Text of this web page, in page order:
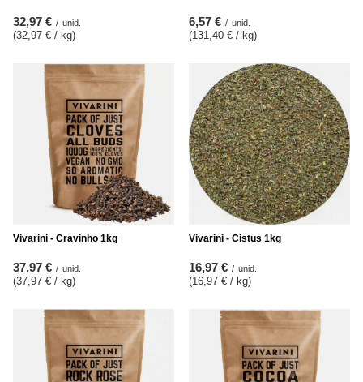
32,97 € / unid.
(32,97 € / kg)
6,57 € / unid.
(131,40 € / kg)
Vivarini - Cravinho 1kg
37,97 € / unid.
(37,97 € / kg)
Vivarini - Cistus 1kg
16,97 € / unid.
(16,97 € / kg)